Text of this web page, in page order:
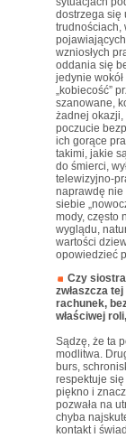
dostrzega się
trudnościach,
wzniosłych
oddania się
jedynie
„kobiecość”
szanowane,
żadnej okazji,
poczucie
ich gorące
takimi, jakie
do śmierci,
telewizyjno-
naprawdę nie
siebie
mody, często
wyglądu,
wartości
opowiedzieć
Czy
zwłaszcza
rachunek,
właściwej
Sądzę, że ta
modlitwa.
burs,
respektuje
piękno i
pozwała na
chyba
kontakt i